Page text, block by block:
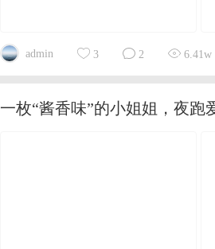
admin 3 2 6.41w
一枚“酱香味”的小姐姐，夜跑